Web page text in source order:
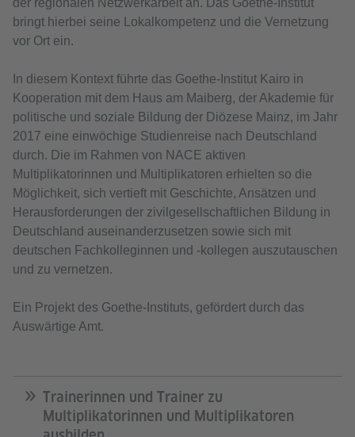
der regionalen Netzwerkarbeit an. Das Goethe-Institut
bringt hierbei seine Lokalkompetenz und die Vernetzung
vor Ort ein.
In diesem Kontext führte das Goethe-Institut Kairo in
Kooperation mit dem Haus am Maiberg, der Akademie für
politische und soziale Bildung der Diözese Mainz, im Jahr
2017 eine einwöchige Studienreise nach Deutschland
durch. Die im Rahmen von NACE aktiven
Multiplikatorinnen und Multiplikatoren erhielten so die
Möglichkeit, sich vertieft mit Geschichte, Ansätzen und
Herausforderungen der zivilgesellschaftlichen Bildung in
Deutschland auseinanderzusetzen sowie sich mit
deutschen Fachkolleginnen und -kollegen auszutauschen
und zu vernetzen.
Ein Projekt des Goethe-Instituts, gefördert durch das
Auswärtige Amt.
Trainerinnen und Trainer zu
Multiplikatorinnen und Multiplikatoren